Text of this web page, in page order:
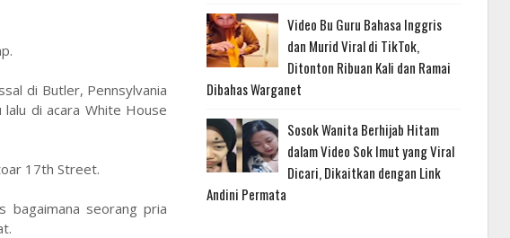
di Butler, Pennsylvania
di acara White House
17th Street.
bagaimana seorang pria
Video Bu Guru Bahasa Inggris
dan Murid Viral di TikTok,
Ditonton Ribuan Kali dan Ramai
Dibahas Warganet
Sosok Wanita Berhijab Hitam
dalam Video Sok Imut yang Viral
Dicari, Dikaitkan dengan Link
Andini Permata